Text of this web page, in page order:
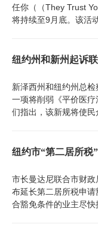
任你（（They Trust
将持续至9月底。该活
纽约州和新州起诉
新泽西州和纽约州总
一项将削弱《平价医
们指出，该新规将使
纽约市“第二居所税
市长曼达尼联合市财
布延长第二居所税申
合豁免条件的业主尽